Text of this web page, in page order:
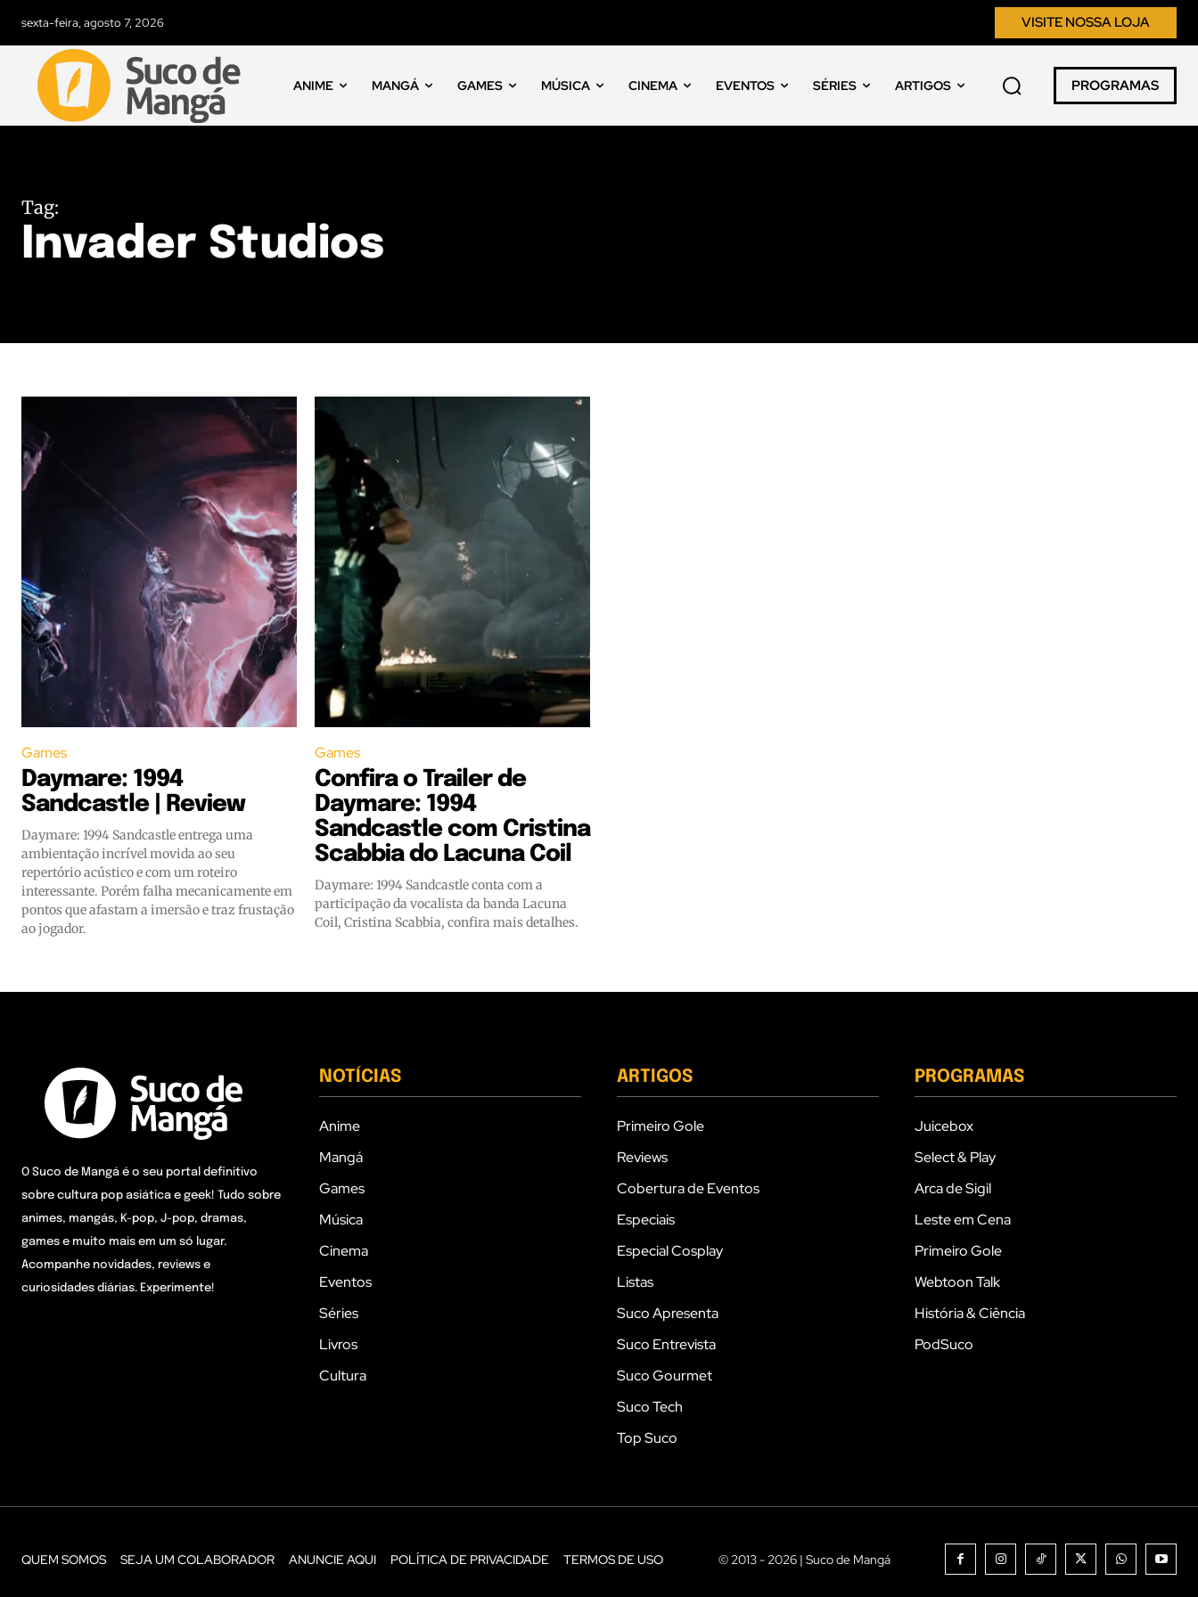
sexta-feira, agosto 7, 2026 VISITE NOSSA LOJA
ANIME MANGÁ GAMES MÚSICA CINEMA EVENTOS SÉRIES ARTIGOS PROGRAMAS
Tag:
Invader Studios
Games
Daymare: 1994
Sandcastle | Review
Daymare: 1994 Sandcastle entrega uma
ambientação incrível movida ao seu
repertório acústico e com um roteiro
interessante. Porém falha mecanicamente em
pontos que afastam a imersão e traz frustação
ao jogador.
Games
Confira o Trailer de
Daymare: 1994
Sandcastle com Cristina
Scabbia do Lacuna Coil
Daymare: 1994 Sandcastle conta com a
participação da vocalista da banda Lacuna
Coil, Cristina Scabbia, confira mais detalhes.
O Suco de Mangá é o seu portal definitivo
sobre cultura pop asiática e geek! Tudo sobre
animes, mangás, K-pop, J-pop, dramas,
games e muito mais em um só lugar.
Acompanhe novidades, reviews e
curiosidades diárias. Experimente!
NOTÍCIAS
Anime
Mangá
Games
Música
Cinema
Eventos
Séries
Livros
Cultura
ARTIGOS
Primeiro Gole
Reviews
Cobertura de Eventos
Especiais
Especial Cosplay
Listas
Suco Apresenta
Suco Entrevista
Suco Gourmet
Suco Tech
Top Suco
PROGRAMAS
Juicebox
Select & Play
Arca de Sigil
Leste em Cena
Primeiro Gole
Webtoon Talk
História & Ciência
PodSuco
QUEM SOMOS SEJA UM COLABORADOR ANUNCIE AQUI POLÍTICA DE PRIVACIDADE TERMOS DE USO © 2013 - 2026 | Suco de Mangá